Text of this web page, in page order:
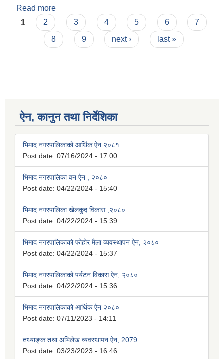
Read more
For Skill Development Training
Pages
1 2 3 4 5 6
7
8
9 next › last »
ऐन, कानुन तथा निर्देशिका
भिमाद नगरपालिकाको आर्थिक ऐन २०८१
Post date: 07/16/2024 - 17:00
भिमाद नगरपालिका वन ऐन , २०८०
Post date: 04/22/2024 - 15:40
भिमाद नगरपालिका खेलकुद विकास ,२०८०
Post date: 04/22/2024 - 15:39
भिमाद नगरपालिकाको फोहोर मैला व्यवस्थापन ऐन, २०८०
Post date: 04/22/2024 - 15:37
भिमाद नगरपालिकाको पर्यटन विकास ऐन, २०८०
Post date: 04/22/2024 - 15:36
भिमाद नगरपालिकाको आर्थिक ऐन २०८०
Post date: 07/11/2023 - 14:11
तथ्याङ्क तथा अभिलेख व्यवस्थापन ऐन, 2079
Post date: 03/23/2023 - 16:46